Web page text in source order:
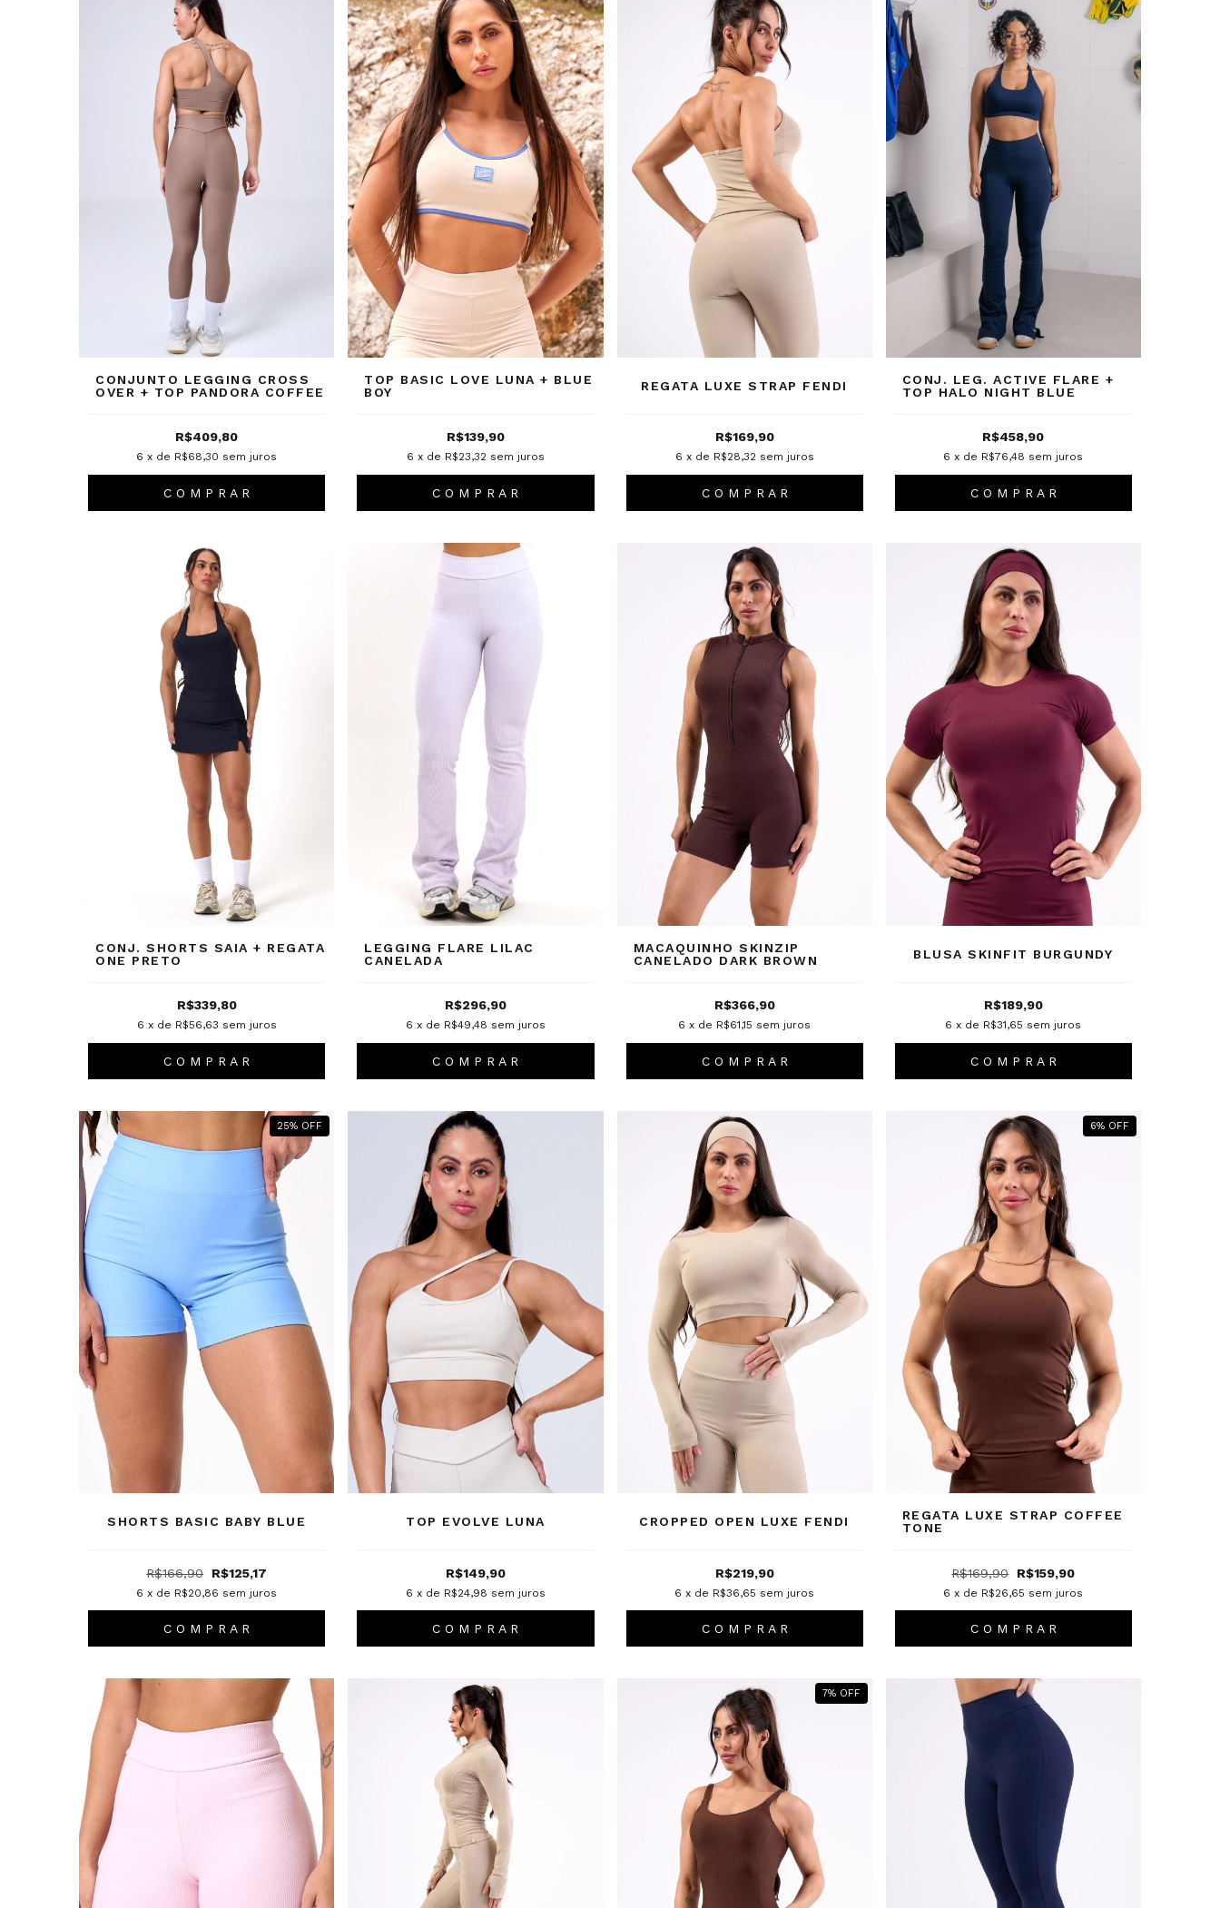
CONJUNTO LEGGING CROSS
OVER + TOP PANDORA COFFEE
R$409,80
6 x de R$68,30 sem juros
C O M P R A R
TOP BASIC LOVE LUNA + BLUE
BOY
R$139,90
6 x de R$23,32 sem juros
C O M P R A R
REGATA LUXE STRAP FENDI
R$169,90
6 x de R$28,32 sem juros
C O M P R A R
CONJ. LEG. ACTIVE FLARE +
TOP HALO NIGHT BLUE
R$458,90
6 x de R$76,48 sem juros
C O M P R A R
CONJ. SHORTS SAIA + REGATA
ONE PRETO
R$339,80
6 x de R$56,63 sem juros
C O M P R A R
LEGGING FLARE LILAC
CANELADA
R$296,90
6 x de R$49,48 sem juros
C O M P R A R
MACAQUINHO SKINZIP
CANELADO DARK BROWN
R$366,90
6 x de R$61,15 sem juros
C O M P R A R
BLUSA SKINFIT BURGUNDY
R$189,90
6 x de R$31,65 sem juros
C O M P R A R
25% OFF
SHORTS BASIC BABY BLUE
R$166,90 R$125,17
6 x de R$20,86 sem juros
C O M P R A R
TOP EVOLVE LUNA
R$149,90
6 x de R$24,98 sem juros
C O M P R A R
CROPPED OPEN LUXE FENDI
R$219,90
6 x de R$36,65 sem juros
C O M P R A R
6% OFF
REGATA LUXE STRAP COFFEE
TONE
R$169,90 R$159,90
6 x de R$26,65 sem juros
C O M P R A R
7% OFF